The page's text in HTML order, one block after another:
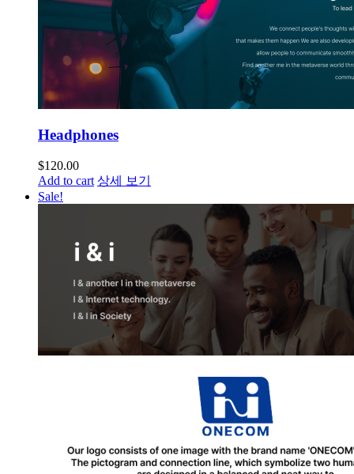
Headphones
$120.00
Add to cart 상세 보기
Sale!